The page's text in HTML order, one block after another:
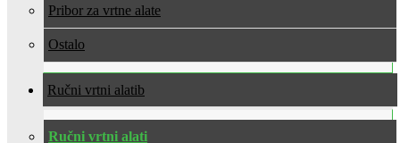
Pribor za vrtne alate
Ostalo
Ručni vrtni alati
Ručni vrtni alati